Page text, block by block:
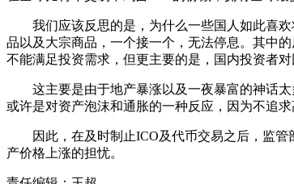
我们应该反思的是，为什么一些国人如此喜欢
品以及大宗商品，一个接一个，无法停息。其中
不能满足投资需求，但更主要的是，国内投资者对
这主要是由于地产暴涨以及一夜暴富的神话太
或许是对资产泡沫和通胀的一种反应，因为不追
因此，在及时制止ICO及代币交易之后，监管
产价格上涨的担忧。